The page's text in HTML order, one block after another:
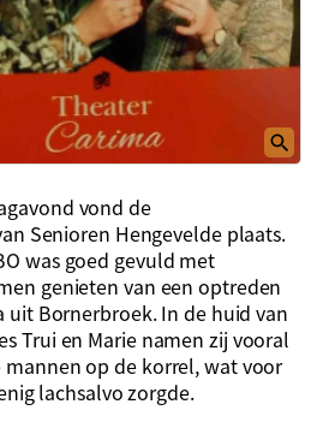
vond de
Senioren Hengevelde plaats.
was goed gevuld met
genieten van een optreden
uit Bornerbroek. In de huid van
Trui en Marie namen zij vooral
mannen op de korrel, wat voor
lachsalvo zorgde.